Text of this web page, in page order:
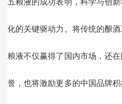
化的关键驱动力。将传统的酿
粮液不仅赢得了国内市场，还
誉，也将激励更多的中国品牌